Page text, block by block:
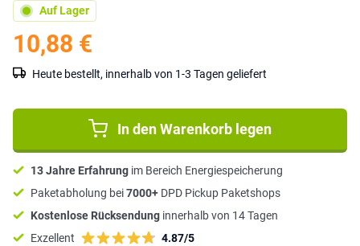
Auf Lager
10,88 €
Heute bestellt, innerhalb von 1-3 Tagen geliefert
In den Warenkorb legen
13 Jahre Erfahrung im Bereich Energiespeicherung
Paketabholung bei7000+ DPD Pickup Paketshops
Kostenlose Rücksendung innerhalb von 14 Tagen
Exzellent
4.87/5